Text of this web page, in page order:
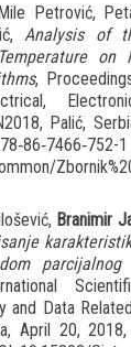
Petrović,
Analysis of
on
,
Palić,
1
Branimir
parcijalnog
and Data
April 20,